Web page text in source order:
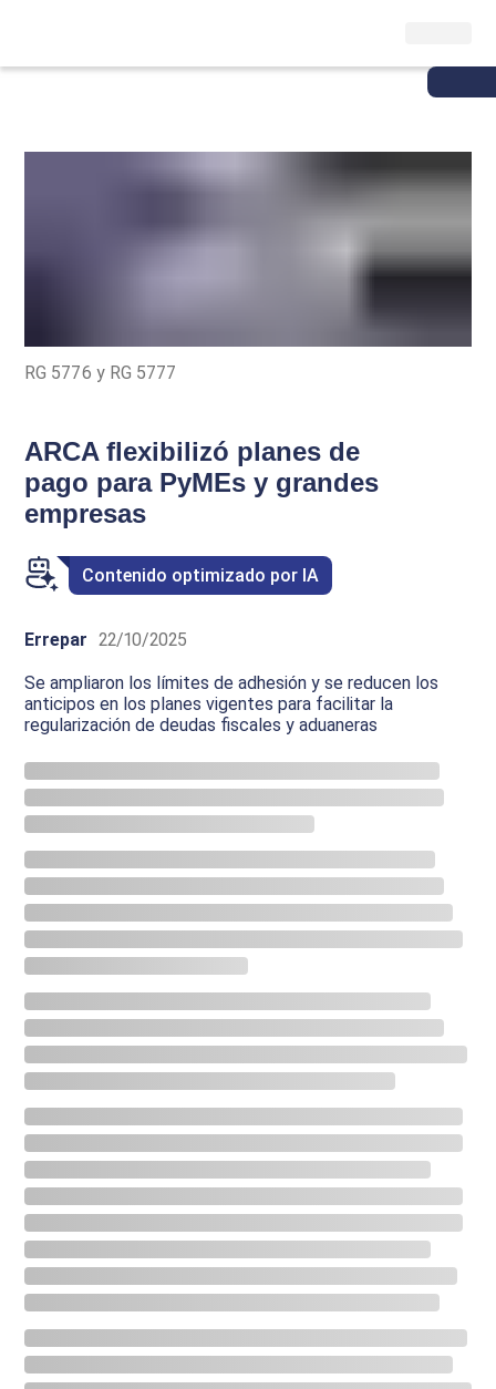
RG 5776 y RG 5777
ARCA flexibilizó planes de
pago para PyMEs y grandes
empresas
Contenido optimizado por IA
Errepar 22/10/2025
Se ampliaron los límites de adhesión y se reducen los
anticipos en los planes vigentes para facilitar la
regularización de deudas fiscales y aduaneras